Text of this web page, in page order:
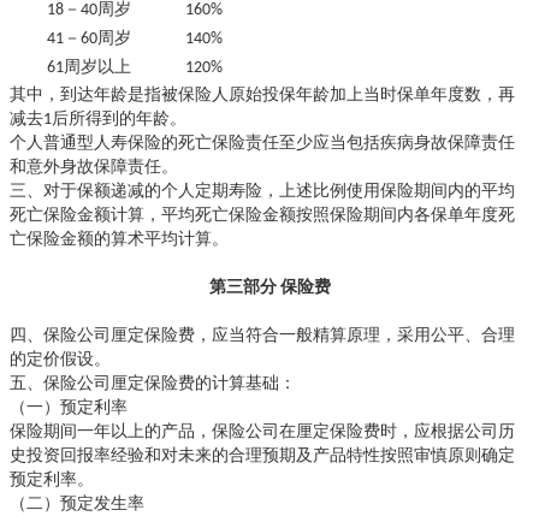
18－40周岁
160%
41－60周岁
140%
61周岁以上
120%
其中，到达年龄是指被保险人原始投保年龄加上当时保单年度数，再
减去1后所得到的年龄。
个人普通型人寿保险的死亡保险责任至少应当包括疾病身故保障责任
和意外身故保障责任。
三、对于保额递减的个人定期寿险，上述比例使用保险期间内的平均
死亡保险金额计算，平均死亡保险金额按照保险期间内各保单年度死
亡保险金额的算术平均计算。
第三部分 保险费
四、保险公司厘定保险费，应当符合一般精算原理，采用公平、合理
的定价假设。
五、保险公司厘定保险费的计算基础：
（一）预定利率
保险期间一年以上的产品，保险公司在厘定保险费时，应根据公司历
史投资回报率经验和对未来的合理预期及产品特性按照审慎原则确定
预定利率。
（二）预定发生率